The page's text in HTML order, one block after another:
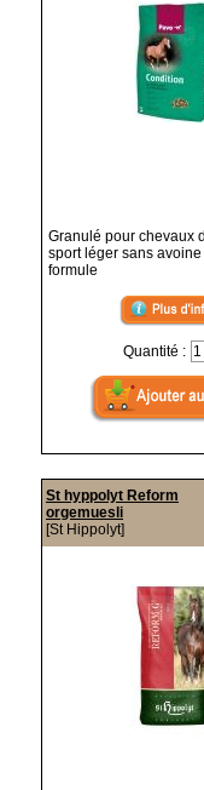
Granulé pour chevaux
sport léger sans
formule
Quantité :
St hyppolyt Reform
orgemuesli
[St Hippolyt]